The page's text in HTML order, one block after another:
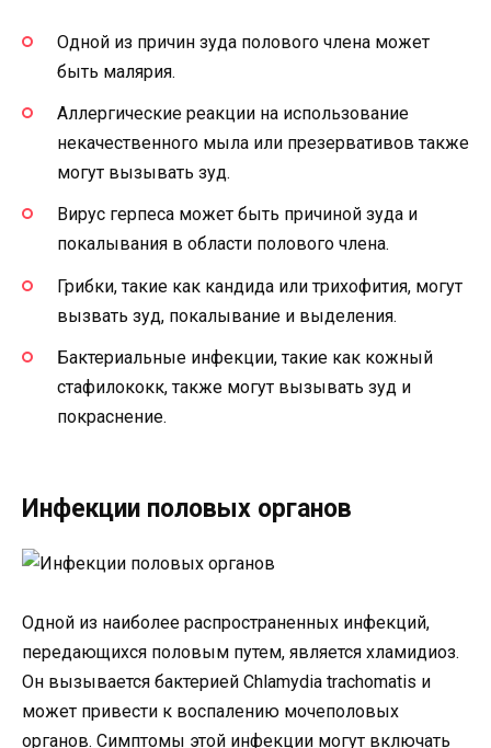
Одной из причин зуда полового члена может
быть малярия.
Аллергические реакции на использование
некачественного мыла или презервативов также
могут вызывать зуд.
Вирус герпеса может быть причиной зуда и
покалывания в области полового члена.
Грибки, такие как кандида или трихофития, могут
вызвать зуд, покалывание и выделения.
Бактериальные инфекции, такие как кожный
стафилококк, также могут вызывать зуд и
покраснение.
Инфекции половых органов
Одной из наиболее распространенных инфекций,
передающихся половым путем, является хламидиоз.
Он вызывается бактерией Chlamydia trachomatis и
может привести к воспалению мочеполовых
органов. Симптомы этой инфекции могут включать